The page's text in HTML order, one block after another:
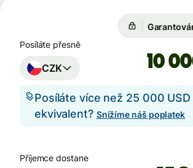
Posíláte přesně
CZK
Posíláte více než 25 000
ekvivalent? Snížíme náš poplatek
Příjemce dostane